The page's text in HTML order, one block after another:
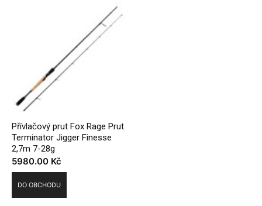
Přívlačový prut Fox Rage Prut
Terminator Jigger Finesse
2,7m 7-28g
5980.00 Kč
DO OBCHODU